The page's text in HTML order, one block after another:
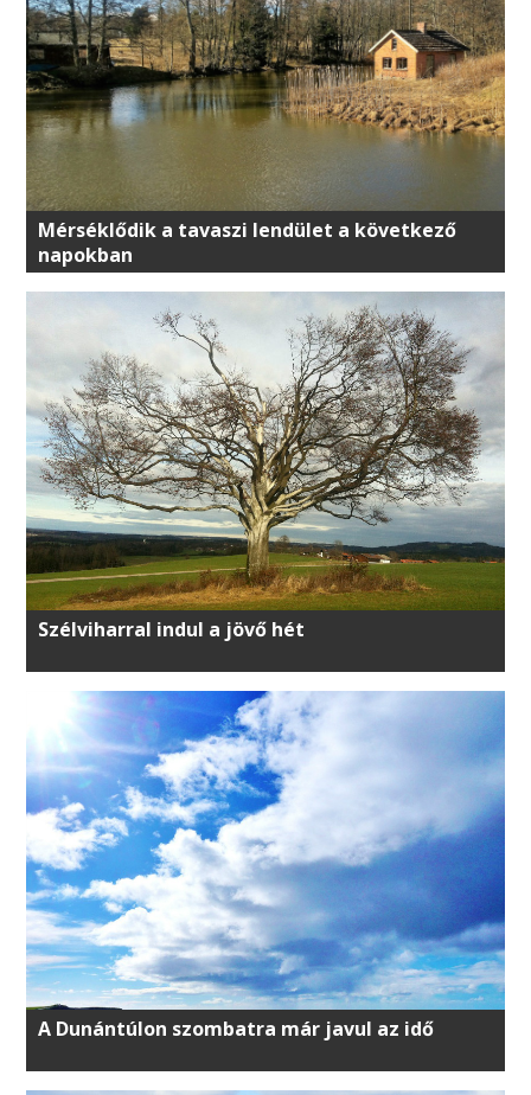
Mérséklődik a tavaszi lendület a következő
napokban
Szélviharral indul a jövő hét
A Dunántúlon szombatra már javul az idő